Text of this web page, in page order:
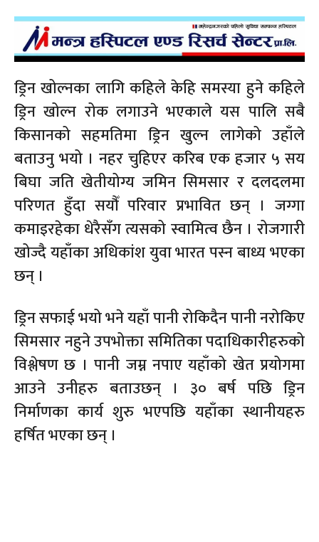
ड्रिन खोल्नका लागि कहिले केहि समस्या हुने कहिले
ड्रिन खोल्न रोक लगाउने भएकाले यस पालि सबै
किसानको सहमतिमा ड्रिन खुल्न लागेको उहाँले
बताउनु भयो । नहर चुहिएर करिब एक हजार ५ सय
बिघा जति खेतीयोग्य जमिन सिमसार र दलदलमा
परिणत हुँदा सयौँ परिवार प्रभावित छन् । जग्गा
कमाइरहेका धेरैसँग त्यसको स्वामित्व छैन । रोजगारी
खोज्दै यहाँका अधिकांश युवा भारत पस्न बाध्य भएका
छन् ।
ड्रिन सफाई भयो भने यहाँ पानी रोकिदैन पानी नरोकिए
सिमसार नहुने उपभोक्ता समितिका पदाधिकारीहरुको
विश्लेषण छ । पानी जम्न नपाए यहाँको खेत प्रयोगमा
आउने उनीहरु बताउछन् । ३० बर्ष पछि ड्रिन
निर्माणका कार्य शुरु भएपछि यहाँका स्थानीयहरु
हर्षित भएका छन् ।